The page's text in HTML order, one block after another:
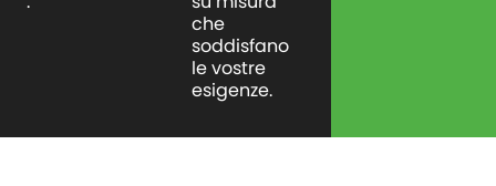
che
soddisfano
le vostre
esigenze.